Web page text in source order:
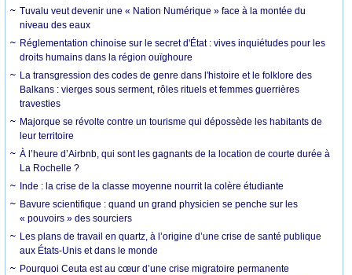
Tuvalu veut devenir une « Nation Numérique » face à la montée du
niveau des eaux
Réglementation chinoise sur le secret d'État : vives inquiétudes pour les
droits humains dans la région ouïghoure
La transgression des codes de genre dans l'histoire et le folklore des
Balkans : vierges sous serment, rôles rituels et femmes guerrières
travesties
Majorque se révolte contre un tourisme qui dépossède les habitants de
leur territoire
À l’heure d’Airbnb, qui sont les gagnants de la location de courte durée à
La Rochelle ?
Inde : la crise de la classe moyenne nourrit la colère étudiante
Bavure scientifique : quand un grand physicien se penche sur les
« pouvoirs » des sourciers
Les plans de travail en quartz, à l’origine d’une crise de santé publique
aux États-Unis et dans le monde
Pourquoi Ceuta est au cœur d’une crise migratoire permanente